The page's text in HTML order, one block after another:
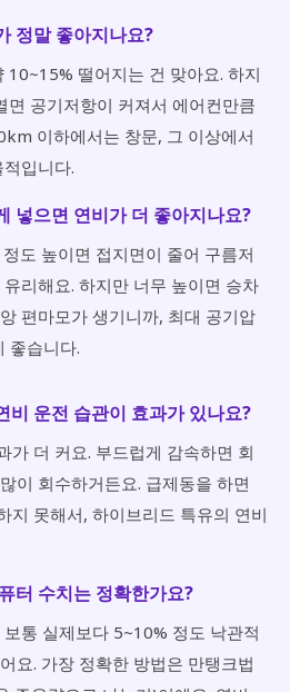
정말 좋아지나요?
10~15% 떨어지는 건 맞아요. 하지
면 공기저항이 커져서 에어컨만큼
이하에서는 창문, 그 이상에서
입니다.
넣으면 연비가 더 좋아지나요?
도 높이면 접지면이 줄어 구름저
리해요. 하지만 너무 높이면 승차
편마모가 생기니까, 최대 공기압
좋습니다.
비 운전 습관이 효과가 있나요?
가 더 커요. 부드럽게 감속하면 회
이 회수하거든요. 급제동을 하면
지 못해서, 하이브리드 특유의 연비
터 수치는 정확한가요?
통 실제보다 5~10% 정도 낙관적
요. 가장 정확한 방법은 만탱크법